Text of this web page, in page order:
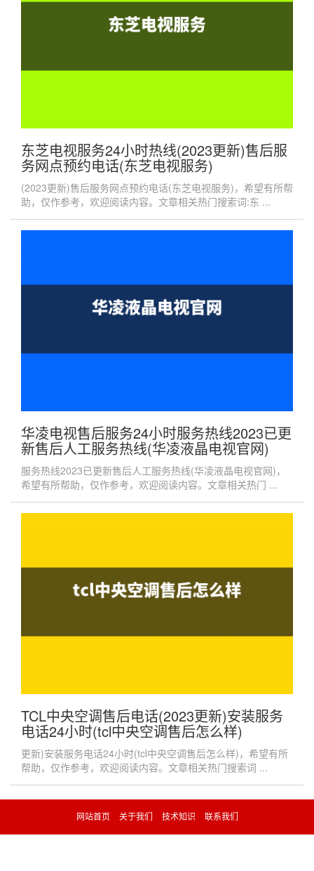
东芝电视服务24小时热线(2023更新)售后服
务网点预约电话(东芝电视服务)
(2023更新)售后服务网点预约电话(东芝电视服务)，希望有所帮
助，仅作参考，欢迎阅读内容。文章相关热门搜索词:东 ...
华凌电视售后服务24小时服务热线2023已更
新售后人工服务热线(华凌液晶电视官网)
服务热线2023已更新售后人工服务热线(华凌液晶电视官网)，
希望有所帮助，仅作参考，欢迎阅读内容。文章相关热门 ...
TCL中央空调售后电话(2023更新)安装服务
电话24小时(tcl中央空调售后怎么样)
更新)安装服务电话24小时(tcl中央空调售后怎么样)，希望有所
帮助，仅作参考，欢迎阅读内容。文章相关热门搜索词 ...
网站首页 关于我们 技术知识 联系我们